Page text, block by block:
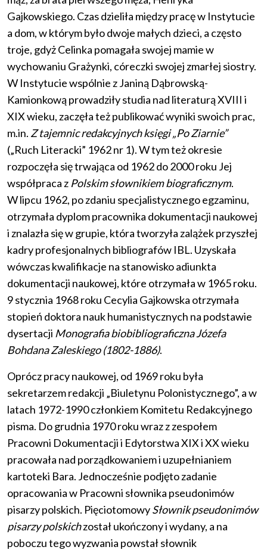
Gajkowskiego. Czas dzieliła między pracę w Instytucie
a dom, w którym było dwoje małych dzieci, a często
troje, gdyż Celinka pomagała swojej mamie w
wychowaniu Grażynki, córeczki swojej zmarłej siostry.
W Instytucie wspólnie z Janiną Dąbrowską-
Kamionkową prowadziły studia nad literaturą XVIII i
XIX wieku, zaczęła też publikować wyniki swoich prac,
m.in. Z tajemnic redakcyjnych księgi „Po Ziarnie”
(„Ruch Literacki” 1962 nr 1). W tym też okresie
rozpoczęła się trwająca od 1962 do 2000 roku Jej
współpraca z Polskim słownikiem biograficznym.
W lipcu 1962, po zdaniu specjalistycznego egzaminu,
otrzymała dyplom pracownika dokumentacji naukowej
i znalazła się w grupie, która tworzyła zalążek przyszłej
kadry profesjonalnych bibliografów IBL. Uzyskała
wówczas kwalifikacje na stanowisko adiunkta
dokumentacji naukowej, które otrzymała w 1965 roku.
9 stycznia 1968 roku Cecylia Gajkowska otrzymała
stopień doktora nauk humanistycznych na podstawie
dysertacji Monografia biobibliograficzna Józefa
Bohdana Zaleskiego (1802-1886).
Oprócz pracy naukowej, od 1969 roku była
sekretarzem redakcji „Biuletynu Polonistycznego”, a w
latach 1972-1990 członkiem Komitetu Redakcyjnego
pisma. Do grudnia 1970 roku wraz z zespołem
Pracowni Dokumentacji i Edytorstwa XIX i XX wieku
pracowała nad porządkowaniem i uzupełnianiem
kartoteki Bara. Jednocześnie podjęto zadanie
opracowania w Pracowni słownika pseudonimów
pisarzy polskich. PięciotomowySłownik pseudonimów
pisarzy polskichzostał ukończony i wydany, a na
poboczu tego wyzwania powstał słownik